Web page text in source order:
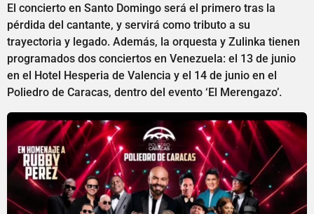
El concierto en Santo Domingo será el primero tras la
pérdida del cantante, y servirá como tributo a su
trayectoria y legado. Además, la orquesta y Zulinka tienen
programados dos conciertos en Venezuela: el 13 de junio
en el Hotel Hesperia de Valencia y el 14 de junio en el
Poliedro de Caracas, dentro del evento ‘El Merengazo’.